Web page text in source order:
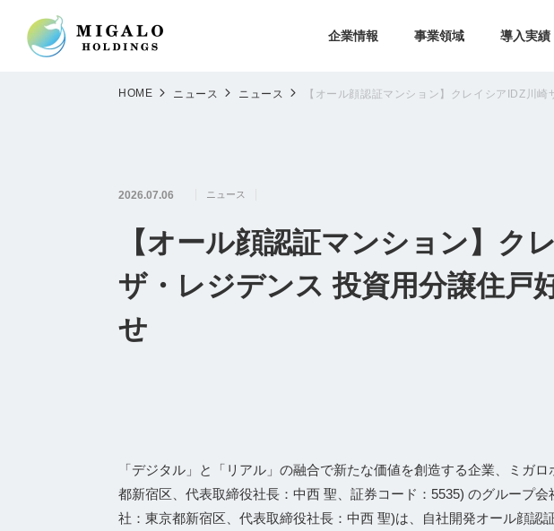
企業情報 事業領域 導入実績
HOME ニュース ニュース 【オール顔認証マンション】クレイシアIDZ川
2026.07.06 ニュース
【オール顔認証マンション】ク
ザ・レジデンス 投資用分譲住戸
せ
「デジタル」と「リアル」の融合で新たな価値を創造する企業、ミガ
都新宿区、代表取締役社⻑：中⻄ 聖、証券コード：5535) のグループ
社：東京都新宿区、代表取締役社長：中西 聖)は、自社開発オール顔認